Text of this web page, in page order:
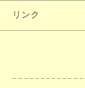
リンク